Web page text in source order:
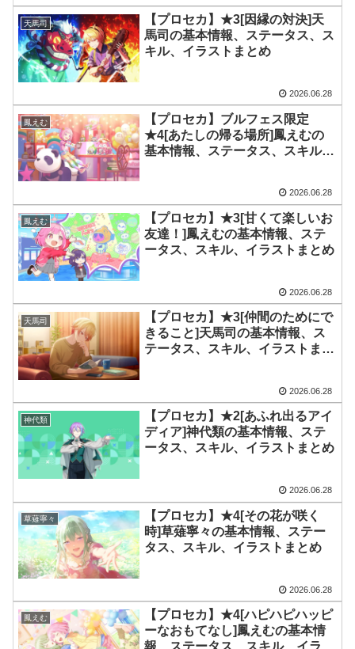
天馬司
【プロセカ】★3[因縁の対決]天
馬司の基本情報、ステータス、ス
キル、イラストまとめ
2026.06.28
鳳えむ
【プロセカ】ブルフェス限定
★4[あたしの帰る場所]鳳えむの
基本情報、ステータス、スキル、
2026.06.28
鳳えむ
【プロセカ】★3[甘くて楽しいお
友達！]鳳えむの基本情報、ステ
ータス、スキル、イラストまとめ
2026.06.28
天馬司
【プロセカ】★3[仲間のためにで
きること]天馬司の基本情報、ス
テータス、スキル、イラストまと
2026.06.28
神代類
【プロセカ】★2[あふれ出るアイ
ディア]神代類の基本情報、ステ
ータス、スキル、イラストまとめ
2026.06.28
草薙寧々
【プロセカ】★4[その花が咲く
時]草薙寧々の基本情報、ステー
タス、スキル、イラストまとめ
2026.06.28
鳳えむ
【プロセカ】★4[ハピハピハッピ
ーなおもてなし]鳳えむの基本情
報、ステータス、スキル、イラス